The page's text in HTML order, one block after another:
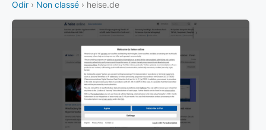
Odir › Non classé › heise.de